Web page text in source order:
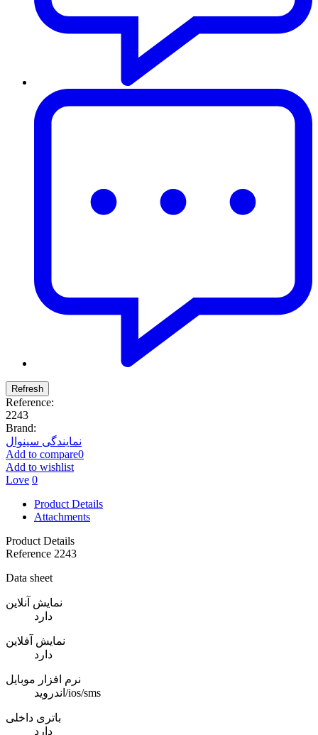
Reference:
2243
Brand:
نمایندگی سینوال
Add to compare0
Add to wishlist
Love 0
Product Details
Attachments
Product Details
Reference 2243
Data sheet
نمایش آنلاین
دارد
نمایش آفلاین
دارد
نرم افزار موبایل
اندروید/ios/sms
باتری داخلی
دارد